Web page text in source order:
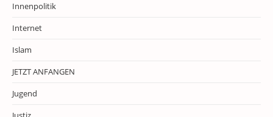
Innenpolitik
Internet
Islam
JETZT ANFANGEN
Jugend